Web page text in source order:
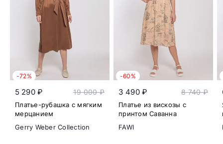
-72%
5 290 ₽ 19 000 ₽
Платье-рубашка с мягким
мерцанием
Gerry Weber Collection
-60%
3 490 ₽ 8 740 ₽
Платье из вискозы с
принтом Саванна
FAWI